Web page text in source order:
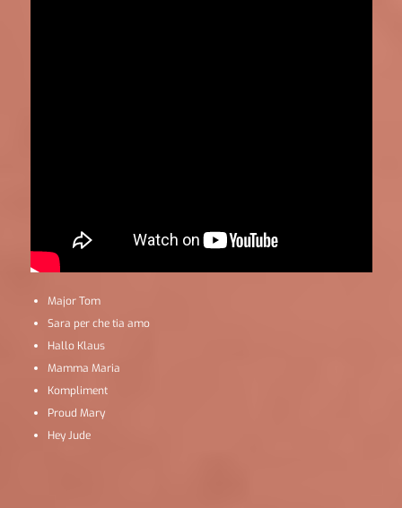
Major Tom
Sara per che tia amo
Hallo Klaus
Mamma Maria
Kompliment
Proud Mary
Hey Jude